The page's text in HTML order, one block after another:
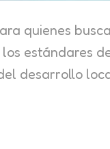
quienes
estándares
desarrollo